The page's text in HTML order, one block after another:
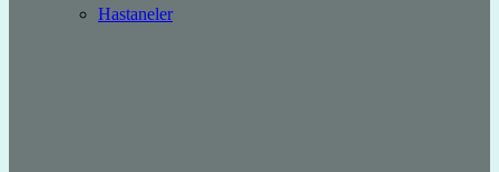
Hastaneler